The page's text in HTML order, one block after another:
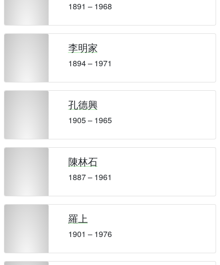
1891 – 1968
李明家
1894 – 1971
孔德興
1905 – 1965
陳林石
1887 – 1961
羅上
1901 – 1976